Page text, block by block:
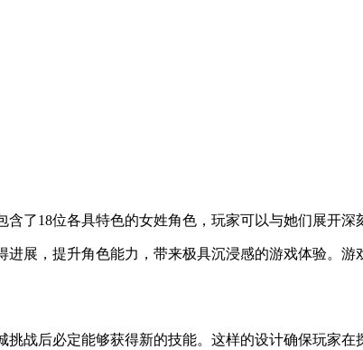
了18位各具特色的女姓角色，玩家可以与她们展开
展，提升角色能力，带来极具沉浸感的游戏体验。
挑战后必定能够获得新的技能。这样的设计确保玩家